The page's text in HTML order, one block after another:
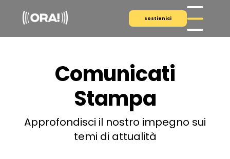
sostienici
Comunicati
Stampa
Approfondisci il nostro impegno sui
temi di attualità